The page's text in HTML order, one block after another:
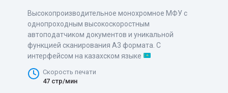
Высокопроизводительное монохромное МФУ с
однопроходным высокоскоростным
автоподатчиком документов и уникальной
функцией сканирования А3 формата. С
интерфейсом на казахском языке
Скорость печати
47 стр/мин